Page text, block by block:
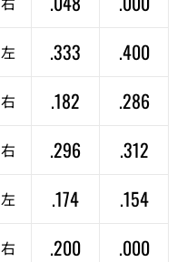
左 .333 .400
右 .182 .286
右 .296 .312
左 .174 .154
右 .200 .000